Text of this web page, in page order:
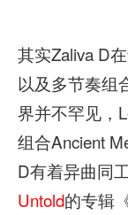
其实Zaliva D
以及多节奏组
界并不罕见，
组合Ancient
D有着异曲同
Untold的专辑